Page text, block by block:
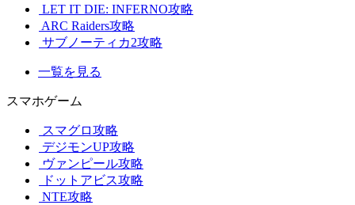
LET IT DIE: INFERNO攻略
ARC Raiders攻略
サブノーティカ2攻略
一覧を見る
スマホゲーム
スマグロ攻略
デジモンUP攻略
ヴァンピール攻略
ドットアビス攻略
NTE攻略